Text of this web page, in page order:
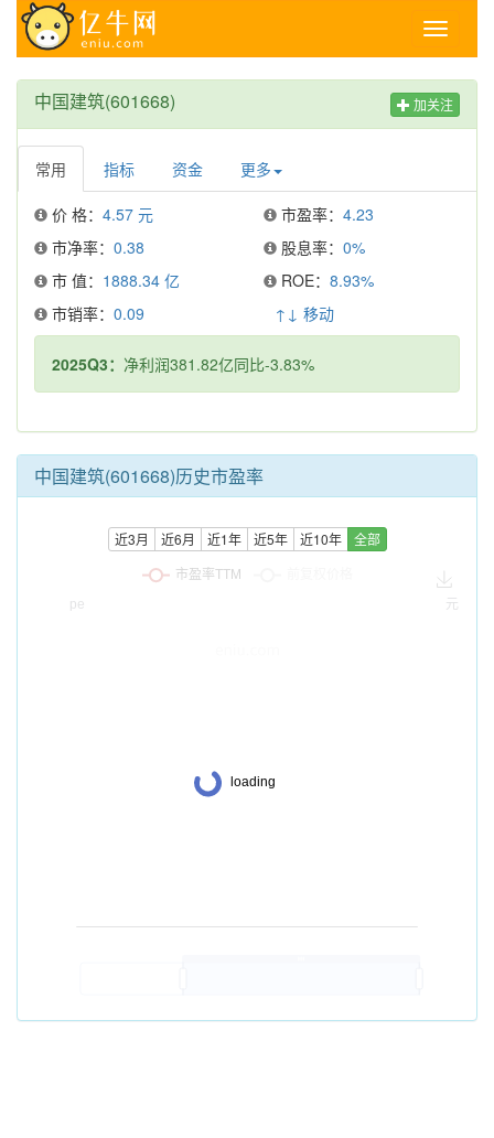
Toggle
中国建筑(601668) 加关注
常用 指标 资金 更多
价 格： 4.57 元 市盈率： 4.23
市净率： 0.38 股息率： 0%
市 值： 1888.34 亿 ROE： 8.93%
市销率： 0.09 ↑↓ 移动
2025Q3： 净利润381.82亿同比-3.83%
中国建筑(601668)历史市盈率
近3月 近6月 近1年 近5年 近10年 全部